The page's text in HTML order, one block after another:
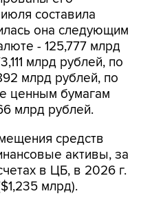
составила
она следующим
- 125,777 млрд
млрд рублей, по
млрд рублей, по
ценным бумагам
млрд рублей.
средств
активы, за
в ЦБ, в 2026 г.
млрд).